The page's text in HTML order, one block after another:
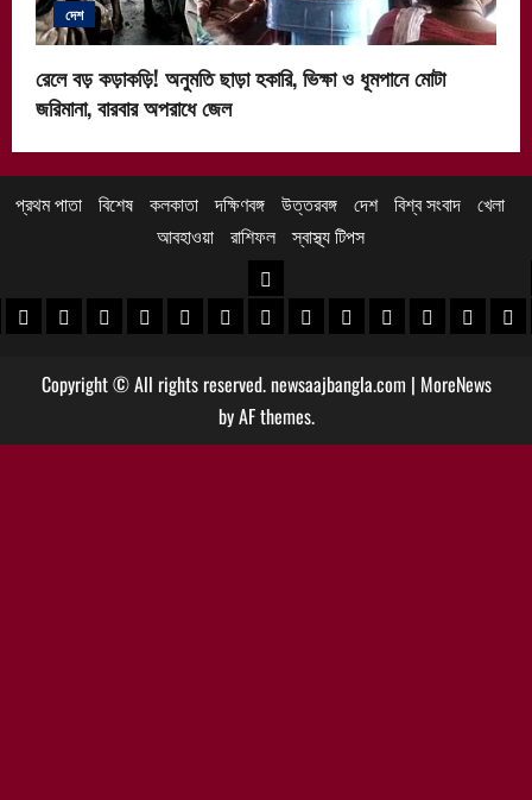
দেশ
রেলে বড় কড়াকড়ি! অনুমতি ছাড়া হকারি, ভিক্ষা ও ধূমপানে মোটা
জরিমানা, বারবার অপরাধে জেল
প্রথম পাতা বিশেষ কলকাতা দক্ষিণবঙ্গ উত্তরবঙ্গ দেশ বিশ্ব সংবাদ খেলা
আবহাওয়া
রাশিফল স্বাস্থ্য টিপস
খবর
খবর
পুরুলিয়া খবর
বাঁকুড়া খবরপশ্চিম বর্ধমান খবর
পূর্ব বর্ধমান খবর
বীরভূম খবরমুর্শিদাবাদ খবর
উত্তরবঙ্গ
কোচবিহার নিউজ
আলিপুরদুয়ার খবর
জলপাইগুড়ি খবর
শিলিগুড়ি খবর
উত্তরদক্ষিণ
Copyright © All rights reserved. newsaajbangla.com | MoreNews
by AF themes.